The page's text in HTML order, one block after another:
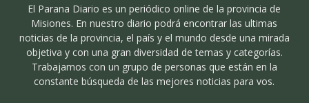
El Parana Diario es un periódico online de la provincia de
Misiones. En nuestro diario podrá encontrar las ultimas
noticias de la provincia, el país y el mundo desde una mirada
objetiva y con una gran diversidad de temas y categorías.
Trabajamos con un grupo de personas que están en la
constante búsqueda de las mejores noticias para vos.